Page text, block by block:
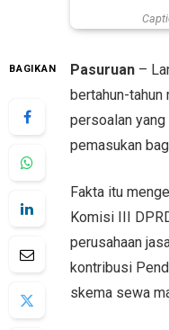
BAGIKAN Pasuruan –
bertahun-
persoalan
pemasukan
Fakta itu
Komisi III
perusahaan
kontribusi
skema sewa